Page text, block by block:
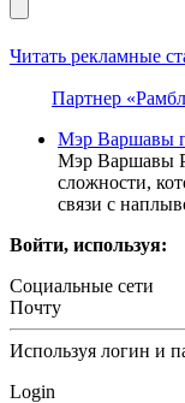
Читать рекламные
Партнер
Мэр Варшавы
Мэр Варшавы
сложности,
связи с
Войти, используя:
Социальные сети
Почту
Используя логин и
Login